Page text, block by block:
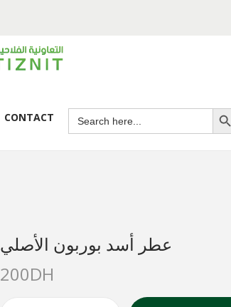
CONTACT
Search
عطر أسد بوربون الأصلي
200DH